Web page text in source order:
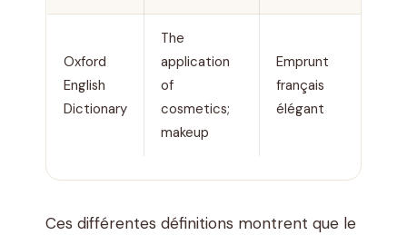
Oxford
English
Dictionary
The
application
of
cosmetics;
makeup
Emprunt
français
élégant
Ces différentes définitions montrent que le